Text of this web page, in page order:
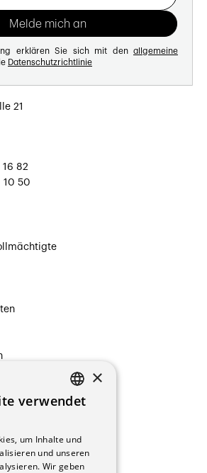
erklären Sie sich mit den allgemeine
Datenschutzrichtlinie
21
16 82
10 50
FRENCH
×
verwendet
um Inhalte und
und unseren
Wir geben